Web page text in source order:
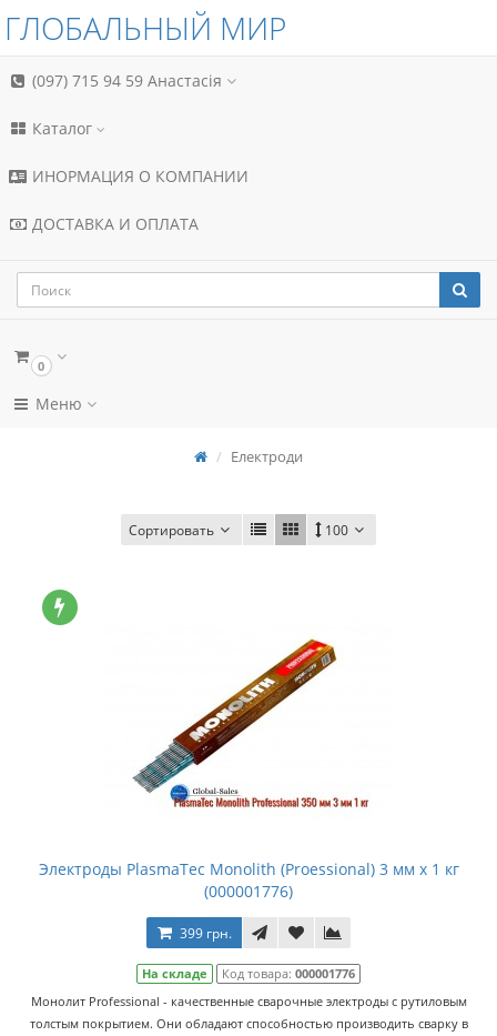
ГЛОБАЛЬНЫЙ МИР
(097) 715 94 59 Анастасія
Каталог
ИНОРМАЦИЯ О КОМПАНИИ
ДОСТАВКА И ОПЛАТА
0
Меню
Електроди
Сортировать 100
Электроды PlasmaTec Monolith (Proessional) 3 мм х 1 кг
(000001776)
399 грн.
На складе Код товара: 000001776
Монолит Professional - качественные сварочные электроды с рутиловым
толстым покрытием. Они обладают способностью производить сварку в